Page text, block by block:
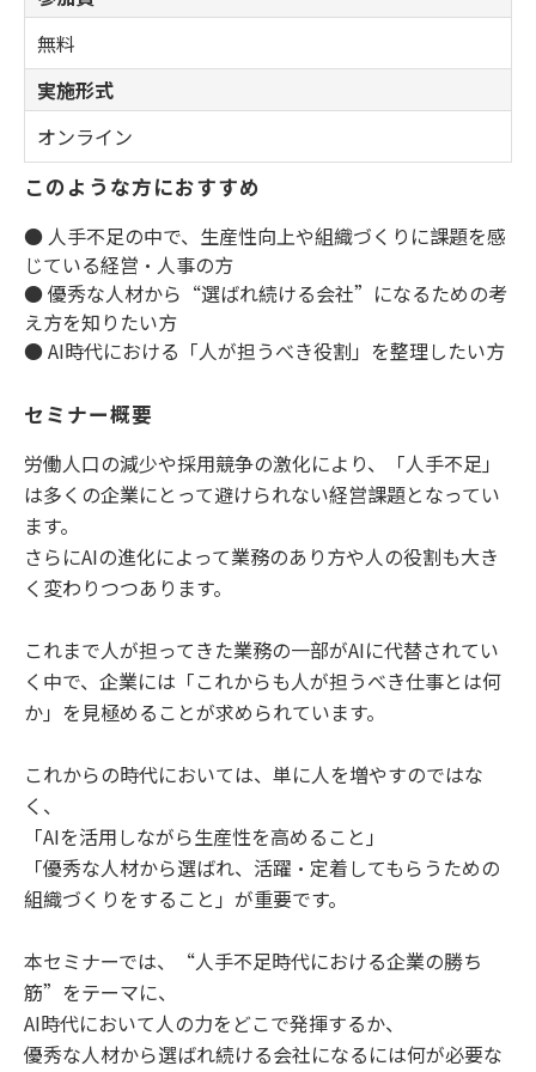
無料
実施形式
オンライン
このような方におすすめ
● 人手不足の中で、生産性向上や組織づくりに課題を感
じている経営・人事の方
● 優秀な人材から“選ばれ続ける会社”になるための考
え方を知りたい方
● AI時代における「人が担うべき役割」を整理したい方
セミナー概要
労働人口の減少や採用競争の激化により、「人手不足」
は多くの企業にとって避けられない経営課題となってい
ます。
さらにAIの進化によって業務のあり方や人の役割も大き
く変わりつつあります。
これまで人が担ってきた業務の一部がAIに代替されてい
く中で、企業には「これからも人が担うべき仕事とは何
か」を見極めることが求められています。
これからの時代においては、単に人を増やすのではな
く、
「AIを活用しながら生産性を高めること」
「優秀な人材から選ばれ、活躍・定着してもらうための
組織づくりをすること」が重要です。
本セミナーでは、“人手不足時代における企業の勝ち
筋”をテーマに、
AI時代において人の力をどこで発揮するか、
優秀な人材から選ばれ続ける会社になるには何が必要な